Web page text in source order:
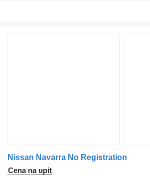
Nissan Navarra No Registration
Cena na upit